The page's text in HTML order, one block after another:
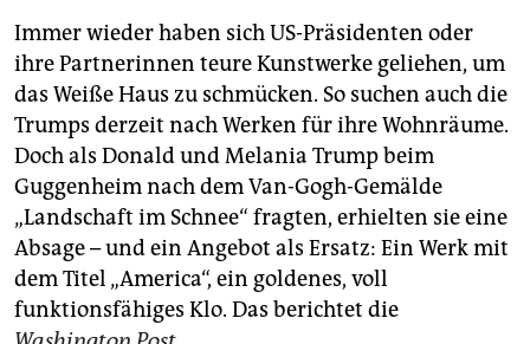
gesellschaft
kultur
sport
berlin
nord
wahrheit
Immer wieder haben sich US-Präsidenten oder
ihre Partnerinnen teure Kunstwerke geliehen, um
das Weiße Haus zu schmücken. So suchen auch die
Trumps derzeit nach Werken für ihre Wohnräume.
Doch als Donald und Melania Trump beim
Guggenheim nach dem Van-Gogh-Gemälde
„Landschaft im Schnee“ fragten, erhielten sie eine
Absage – und ein Angebot als Ersatz: Ein Werk mit
dem Titel „America“, ein goldenes, voll
funktionsfähiges Klo. Das berichtet die